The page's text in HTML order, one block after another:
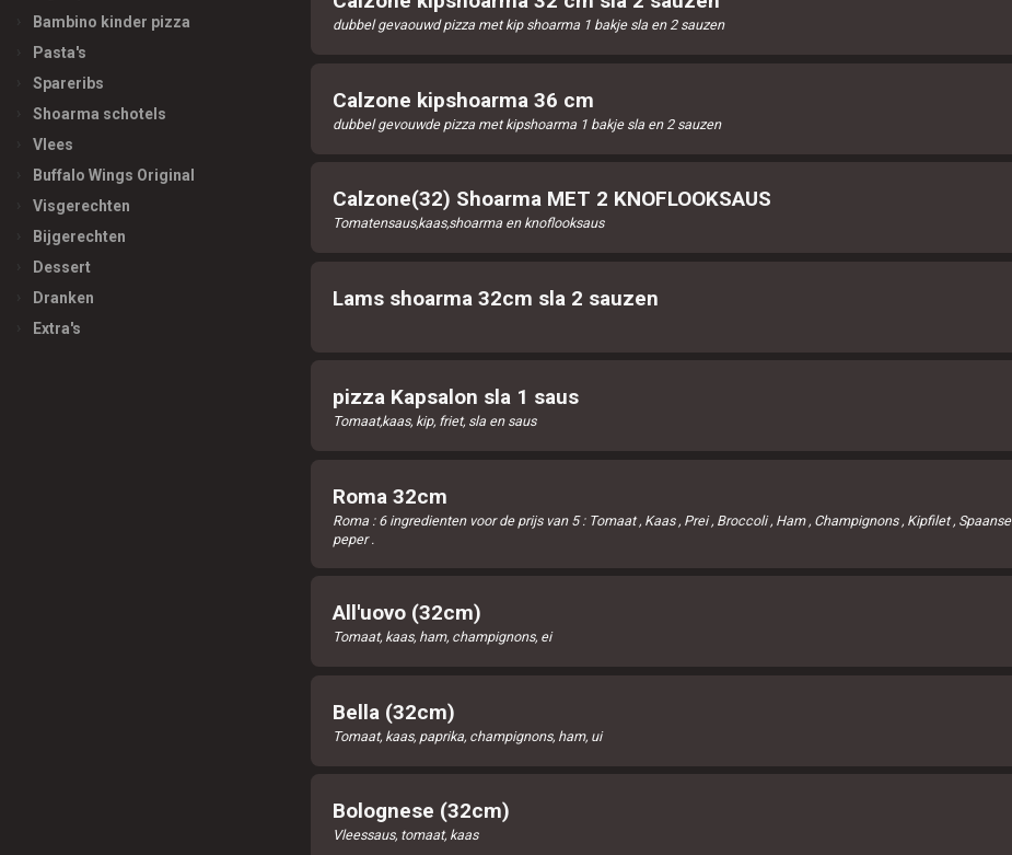
Bambino kinder pizza
Pasta's
Spareribs
Shoarma schotels
Vlees
Buffalo Wings Original
Visgerechten
Bijgerechten
Dessert
Dranken
Extra's
dubbel gevaouwd pizza met kip shoarma 1 bakje sla en 2 sauzen
Calzone kipshoarma 36 cm
dubbel gevouwde pizza met kipshoarma 1 bakje sla en 2 sauzen
Calzone(32) Shoarma MET 2 KNOFLOOKSAUS
Tomatensaus,kaas,shoarma en knoflooksaus
Lams shoarma 32cm sla 2 sauzen
pizza Kapsalon sla 1 saus
Tomaat,kaas, kip, friet, sla en saus
Roma 32cm
Roma : 6 ingredienten voor de prijs van 5 : Tomaat , Kaas , Prei , Broccoli , Ham , Champignons , Kipfilet , Spaanse
peper .
All'uovo (32cm)
Tomaat, kaas, ham, champignons, ei
Bella (32cm)
Tomaat, kaas, paprika, champignons, ham, ui
Bolognese (32cm)
Vleessaus, tomaat, kaas